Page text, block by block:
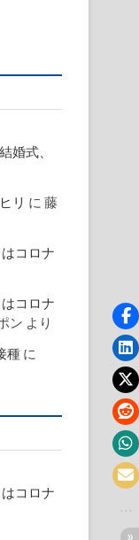
婚式、
リ に 藤
コロナ
コロナ
ン より
種 に
コロナ